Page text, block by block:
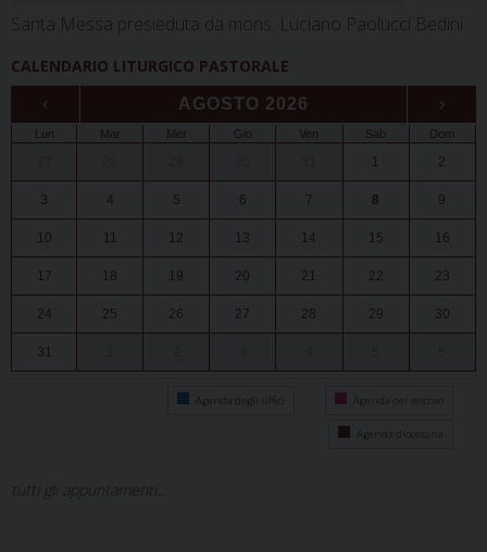
Santa Messa presieduta da mons. Luciano Paolucci Bedini
CALENDARIO LITURGICO PASTORALE
‹ AGOSTO 2026 ›
Lun Mar Mer Gio Ven Sab Dom
1 2
3 4 5 6 7 8 9
10 11 12 13 14 15 16
17 18 19 20 21 22 23
24 25 26 27 28 29 30
31
Agenda degli uffici Agenda del vescovo
Agenda diocesana
tutti gli appuntamenti...